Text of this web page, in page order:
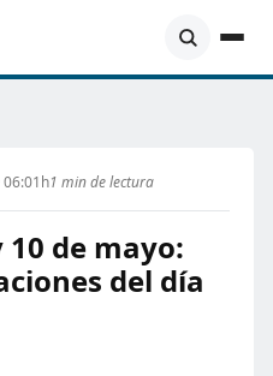
06:01h1 min de lectura
de mayo:
del día